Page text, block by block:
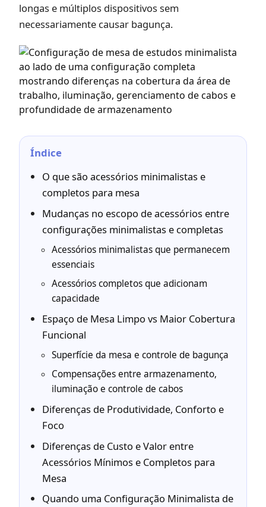
longas e múltiplos dispositivos sem
necessariamente causar bagunça.
Índice
O que são acessórios minimalistas e
completos para mesa
Mudanças no escopo de acessórios entre
configurações minimalistas e completas
Acessórios minimalistas que permanecem
essenciais
Acessórios completos que adicionam
capacidade
Espaço de Mesa Limpo vs Maior Cobertura
Funcional
Superfície da mesa e controle de bagunça
Compensações entre armazenamento,
iluminação e controle de cabos
Diferenças de Produtividade, Conforto e
Foco
Diferenças de Custo e Valor entre
Acessórios Mínimos e Completos para
Mesa
Quando uma Configuração Minimalista de